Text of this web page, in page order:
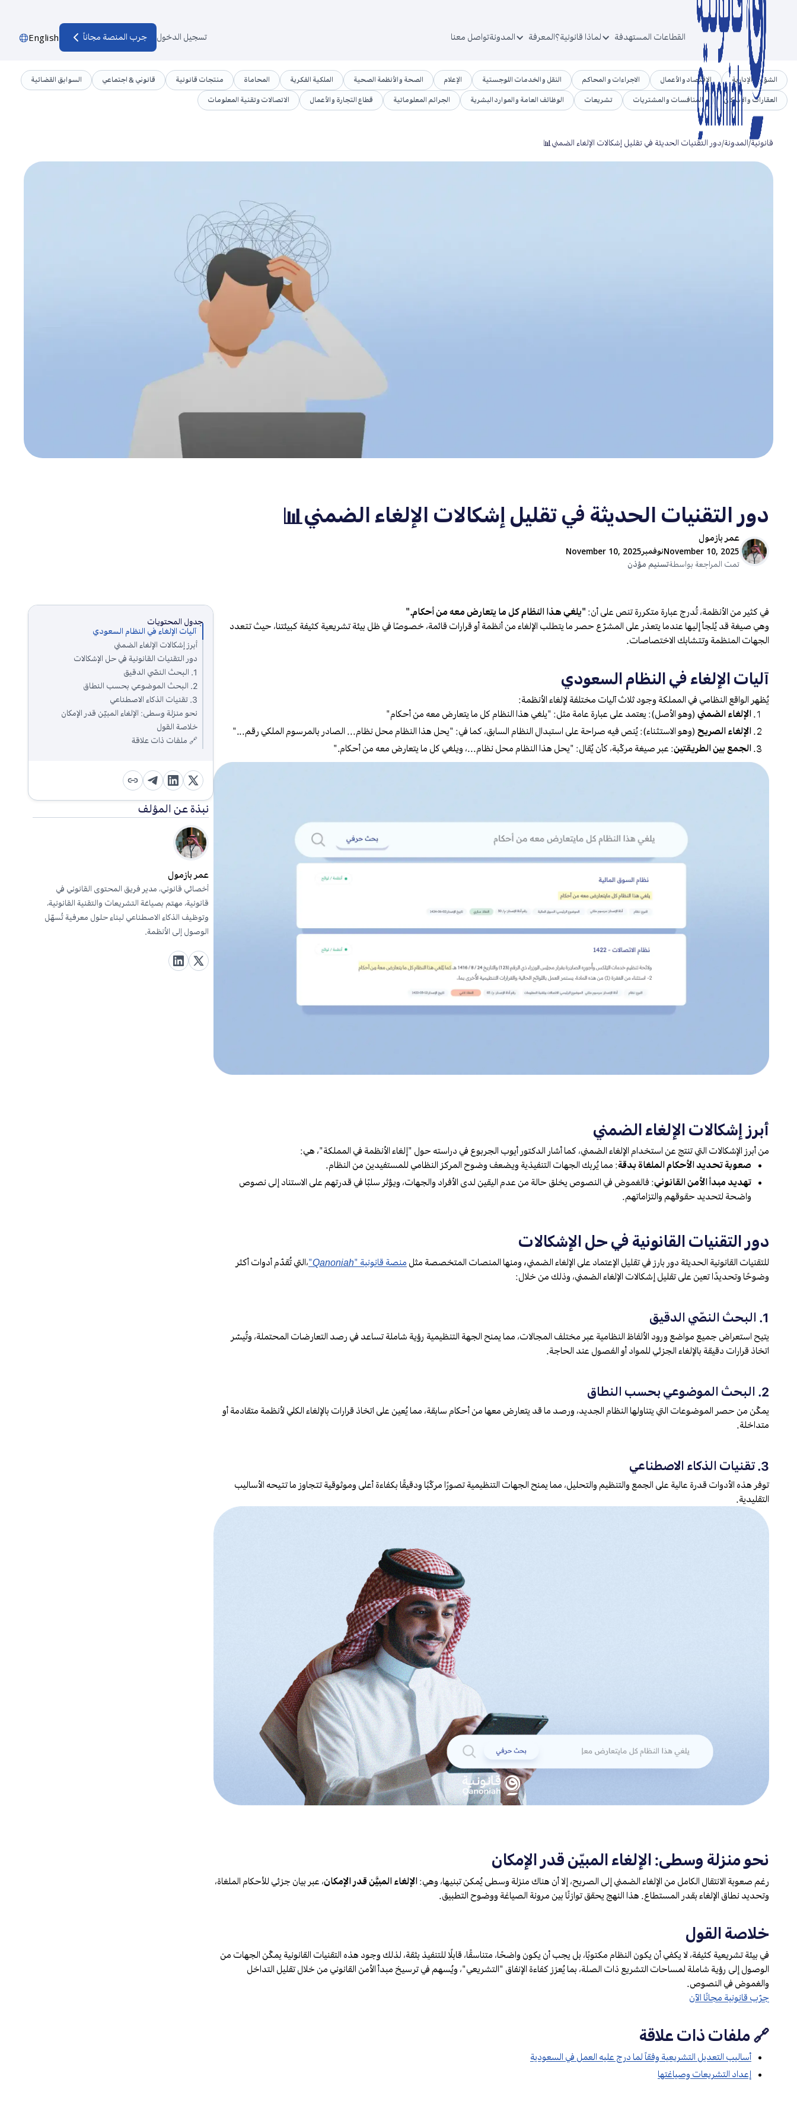
تواصل معناالمدونة المعرفةلماذا قانونية؟ القطاعات المستهدفة جرب المنصة مجاناً تسجيل الدخول English
الشؤون الإدارية الاقتصاد والأعمال الاجراءات و المحاكم النقل والخدمات اللوجستية الإعلام الصحة والأنظمة الصحية الملكية الفكرية المحاماة منتجات قانونية قانوني & اجتماعي السوابق القضائية
العقارات والإسكان المنافسات والمشتريات تشريعات الوظائف العامة والموارد البشرية الجرائم المعلوماتية قطاع التجارة والأعمال الاتصالات وتقنية المعلومات
قانونية/المدونة/دور التقنيات الحديثة في تقليل إشكالات الإلغاء الضمني📊
دور التقنيات الحديثة في تقليل إشكالات الإلغاء الضمني📊
عمر بازمول
November 10, 2025نوفمبرNovember 10, 2025
تمت المراجعة بواسطةتسنيم مؤذن
في كثير من الأنظمة، تُدرج عبارة متكررة تنص على أن: "يلغي هذا النظام كل ما يتعارض معه من أحكام."
وهي صيغة قد يُلجأ إليها عندما يتعذر على المشرّع حصر ما يتطلب الإلغاء من أنظمة أو قرارات قائمة، خصوصًا في ظل بيئة تشريعية كثيفة كبيئتنا، حيث تتعدد
الجهات المنظمة وتتشابك الاختصاصات.
آليات الإلغاء في النظام السعودي
يُظهر الواقع النظامي في المملكة وجود ثلاث آليات مختلفة لإلغاء الأنظمة:
الإلغاء الضمني (وهو الأصل): يعتمد على عبارة عامة مثل: "يلغي هذا النظام كل ما يتعارض معه من أحكام"
الإلغاء الصريح (وهو الاستثناء): يُنص فيه صراحة على استبدال النظام السابق، كما في: "يحل هذا النظام محل نظام... الصادر بالمرسوم الملكي رقم..."
الجمع بين الطريقتين: عبر صيغة مركّبة، كأن يُقال: "يحل هذا النظام محل نظام...، ويلغي كل ما يتعارض معه من أحكام."
أبرز إشكالات الإلغاء الضمني
من أبرز الإشكالات التي تنتج عن استخدام الإلغاء الضمني، كما أشار الدكتور أيوب الجربوع في دراسته حول "إلغاء الأنظمة في المملكة"، هي:
صعوبة تحديد الأحكام الملغاة بدقة: مما يُربك الجهات التنفيذية ويضعف وضوح المركز النظامي للمستفيدين من النظام.
تهديد مبدأ الأمن القانوني: فالغموض في النصوص يخلق حالة من عدم اليقين لدى الأفراد والجهات، ويؤثر سلبًا في قدرتهم على الاستناد إلى نصوص
واضحة لتحديد حقوقهم والتزاماتهم.
دور التقنيات القانونية في حل الإشكالات
للتقنيات القانونية الحديثة دور بارز في تقليل الإعتماد على الإلغاء الضمني، ومنها المنصات المتخصصة مثل منصة قانونية "Qanoniah" ،التي تُقدّم أدوات أكثر
وضوحًا وتحديدًا تعين على تقليل إشكالات الإلغاء الضمني، وذلك من خلال:
1. البحث النصّي الدقيق
يتيح استعراض جميع مواضع ورود الألفاظ النظامية عبر مختلف المجالات، مما يمنح الجهة التنظيمية رؤية شاملة تساعد في رصد التعارضات المحتملة، وتُيسّر
اتخاذ قرارات دقيقة بالإلغاء الجزئي للمواد أو الفصول عند الحاجة.
2. البحث الموضوعي بحسب النطاق
يمكّن من حصر الموضوعات التي يتناولها النظام الجديد، ورصد ما قد يتعارض معها من أحكام سابقة، مما يُعين على اتخاذ قرارات بالإلغاء الكلي لأنظمة متقادمة أو
متداخلة.
3. تقنيات الذكاء الاصطناعي
توفر هذه الأدوات قدرة عالية على الجمع والتنظيم والتحليل، مما يمنح الجهات التنظيمية تصورًا مركّبًا ودقيقًا بكفاءة أعلى وموثوقية تتجاوز ما تتيحه الأساليب
التقليدية.
نحو منزلة وسطى: الإلغاء المبيّن قدر الإمكان
رغم صعوبة الانتقال الكامل من الإلغاء الضمني إلى الصريح، إلا أن هناك منزلة وسطى يُمكن تبنيها، وهي: الإلغاء المبيَّن قدر الإمكان، عبر بيان جزئي للأحكام الملغاة،
وتحديد نطاق الإلغاء بقدر المستطاع. هذا النهج يحقق توازنًا بين مرونة الصياغة ووضوح التطبيق.
خلاصة القول
في بيئة تشريعية كثيفة، لا يكفي أن يكون النظام مكتوبًا، بل يجب أن يكون واضحًا، متناسقًا، قابلًا للتنفيذ بثقة، لذلك وجود هذه التقنيات القانونية يمكّن الجهات من
الوصول إلى رؤية شاملة لمساحات التشريع ذات الصلة، بما يُعزز كفاءة الإنفاق "التشريعي"، ويُسهم في ترسيخ مبدأ الأمن القانوني من خلال تقليل التداخل
والغموض في النصوص.
جرّب قانونية مجانًا الآن
🔗 ملفات ذات علاقة
أساليب التعديل التشريعية وفقاً لما درج عليه العمل في السعودية
إعداد التشريعات وصياغتها
جدول المحتويات
آليات الإلغاء في النظام السعودي
أبرز إشكالات الإلغاء الضمني
دور التقنيات القانونية في حل الإشكالات
1. البحث النصّي الدقيق
2. البحث الموضوعي بحسب النطاق
3. تقنيات الذكاء الاصطناعي
نحو منزلة وسطى: الإلغاء المبيّن قدر الإمكان
خلاصة القول
🔗 ملفات ذات علاقة
نبذة عن المؤلف
عمر بازمول
أخصائي قانوني، مدير فريق المحتوى القانوني في
قانونية، مهتم بصياغة التشريعات والتقنية القانونية،
وتوظيف الذكاء الاصطناعي لبناء حلول معرفية تُسهّل
الوصول إلى الأنظمة.